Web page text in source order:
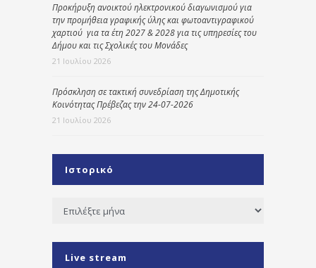
Προκήρυξη ανοικτού ηλεκτρονικού διαγωνισμού για
την προμήθεια γραφικής ύλης και φωτοαντιγραφικού
χαρτιού για τα έτη 2027 & 2028 για τις υπηρεσίες του
Δήμου και τις Σχολικές του Μονάδες
21 Ιουλίου 2026
Πρόσκληση σε τακτική συνεδρίαση της Δημοτικής
Κοινότητας Πρέβεζας την 24-07-2026
21 Ιουλίου 2026
Ιστορικό
Ιστορικό
Live stream